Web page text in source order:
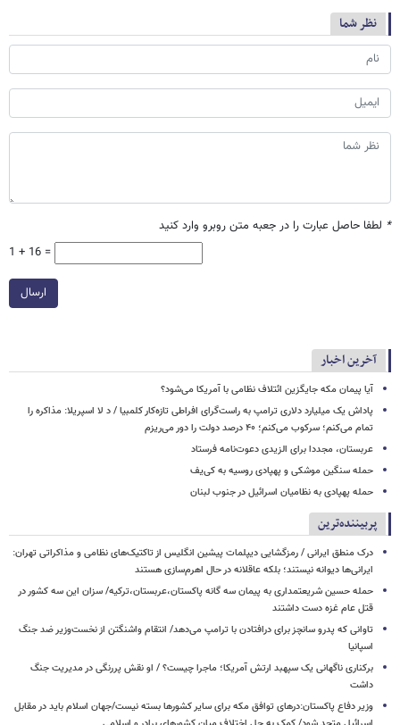
نظر شما
* لطفا حاصل عبارت را در جعبه متن روبرو وارد کنید
1 + 16 =
ارسال
آخرین اخبار
آیا پیمان مکه جایگزین ائتلاف نظامی با آمریکا می‌شود؟
پاداش یک میلیارد دلاری ترامپ به راست‌گرای افراطی تازه‌کار کلمبیا / د لا اسپریلا: مذاکره را
تمام می‌کنم؛ سرکوب می‌کنم؛ ۴۰ درصد دولت را دور می‌ریزم
عربستان، مجددا برای الزیدی دعوت‌نامه فرستاد
حمله سنگین موشکی و پهپادی روسیه به کی‌یف
حمله پهپادی به نظامیان اسرائیل در جنوب لبنان
پربیننده‌ترین
درک منطق ایرانی / رمزگشایی دیپلمات پیشین انگلیس از تاکتیک‌های نظامی و مذاکراتی تهران:
ایرانی‌ها دیوانه نیستند؛ بلکه عاقلانه در حال اهرم‌سازی هستند
حمله حسین شریعتمداری به پیمان سه گانه پاکستان،عربستان،ترکیه/ سزان این سه کشور در
قتل عام غزه دست داشتند
تاوانی که پدرو سانچز برای درافتادن با ترامپ می‌دهد/ انتقام واشنگتن از نخست‌وزیر ضد جنگ
اسپانیا
برکناری ناگهانی یک سپهبد ارتش آمریکا؛ ماجرا چیست؟ / او نقش پررنگی در مدیریت جنگ
داشت
وزیر دفاع پاکستان:درهای توافق مکه برای سایر کشورها بسته نیست/جهان اسلام باید در مقابل